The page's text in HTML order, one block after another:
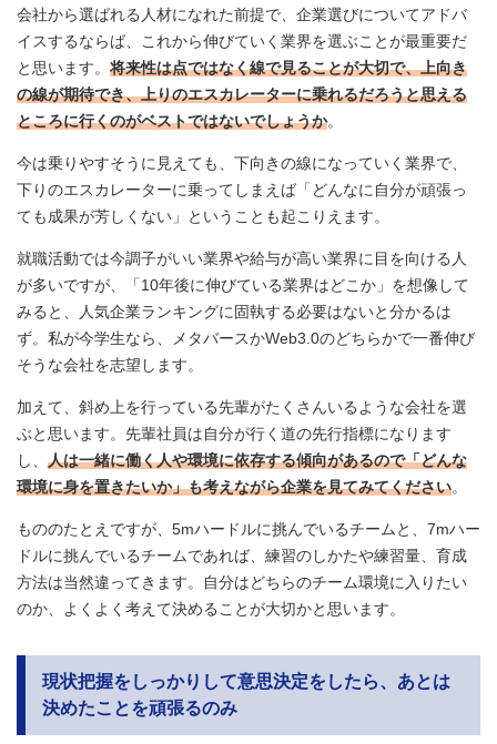
会社から選ばれる人材になれた前提で、企業選びについてアドバ
イスするならば、これから伸びていく業界を選ぶことが最重要だ
と思います。 将来性は点ではなく線で見ることが大切で、上向き
の線が期待でき、上りのエスカレーターに乗れるだろうと思える
ところに行くのがベストではないでしょうか。
今は乗りやすそうに見えても、下向きの線になっていく業界で、
下りのエスカレーターに乗ってしまえば「どんなに自分が頑張っ
ても成果が芳しくない」ということも起こりえます。
就職活動では今調子がいい業界や給与が高い業界に目を向ける人
が多いですが、「10年後に伸びている業界はどこか」を想像して
みると、人気企業ランキングに固執する必要はないと分かるは
ず。私が今学生なら、メタバースかWeb3.0のどちらかで一番伸び
そうな会社を志望します。
加えて、斜め上を行っている先輩がたくさんいるような会社を選
ぶと思います。先輩社員は自分が行く道の先行指標になります
し、 人は一緒に働く人や環境に依存する傾向があるので「どんな
環境に身を置きたいか」も考えながら企業を見てみてください。
もののたとえですが、5mハードルに挑んでいるチームと、7mハー
ドルに挑んでいるチームであれば、練習のしかたや練習量、育成
方法は当然違ってきます。自分はどちらのチーム環境に入りたい
のか、よくよく考えて決めることが大切かと思います。
現状把握をしっかりして意思決定をしたら、あとは
決めたことを頑張るのみ